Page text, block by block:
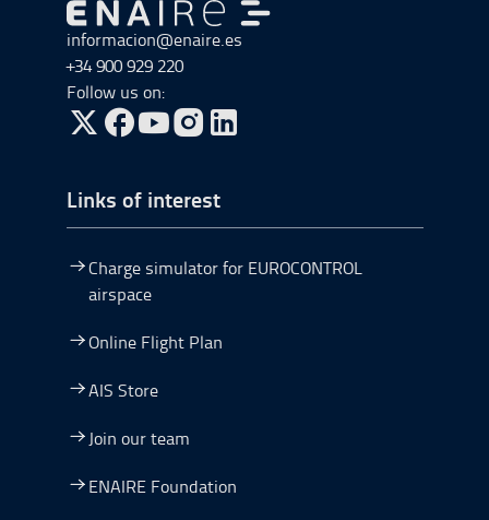
Go to Go to home
informacion@enaire.es
+34 900 929 220
Follow us on:
Go to Twitter, open in a new window.
Go to Facebook, open in a new window.
Go to YouTube, open in a new window.
Go to Instagram, open in a new window.
Links of interest
Charge simulator for EUROCONTROL
airspace
Online Flight Plan
AIS Store
Join our team
ENAIRE Foundation